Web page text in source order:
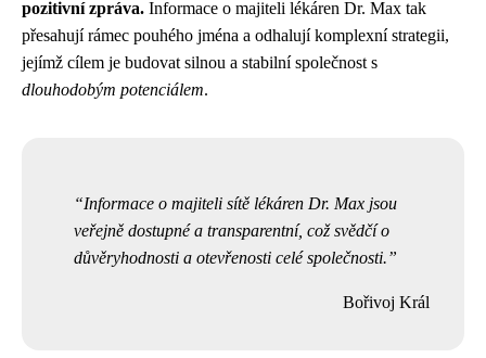
pozitivní zpráva. Informace o majiteli lékáren Dr. Max tak
přesahují rámec pouhého jména a odhalují komplexní strategii,
jejímž cílem je budovat silnou a stabilní společnost s
dlouhodobým potenciálem.
Informace o majiteli sítě lékáren Dr. Max jsou
veřejně dostupné a transparentní, což svědčí o
důvěryhodnosti a otevřenosti celé společnosti.
Bořivoj Král